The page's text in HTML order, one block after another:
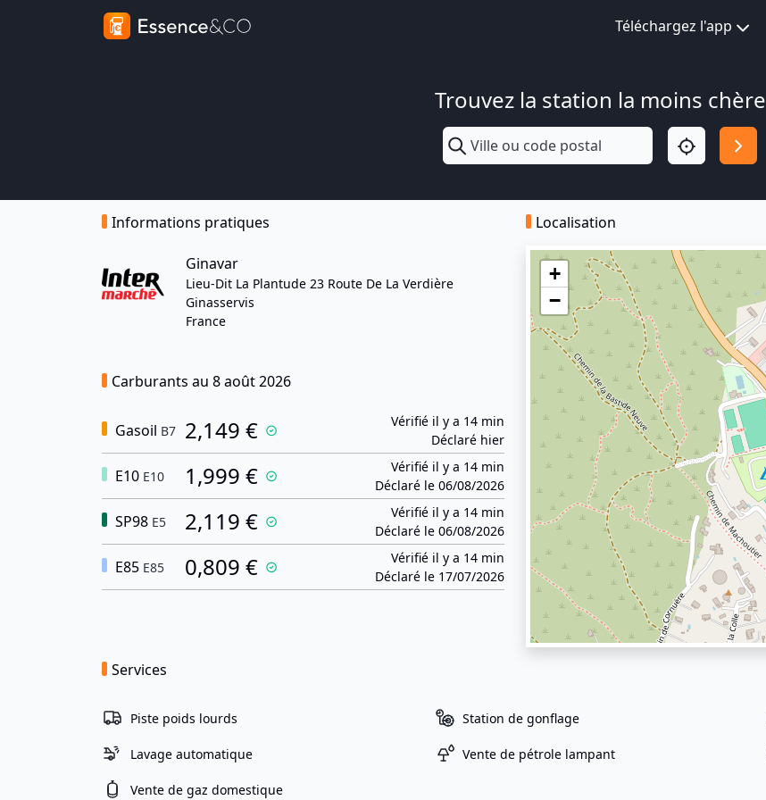
Téléchargez l'app
Trouvez la station la moins chère
Informations pratiques
Ginavar
Lieu-Dit La Plantude 23 Route De La Verdière
Ginasservis
France
Carburants au 8 août 2026
Gasoil B7 2,149 €
Vérifié il y a 14 min
Déclaré hier
E10 E10 1,999 €
Vérifié il y a 14 min
Déclaré le 06/08/2026
SP98 E5 2,119 €
Vérifié il y a 14 min
Déclaré le 06/08/2026
E85 E85 0,809 €
Vérifié il y a 14 min
Déclaré le 17/07/2026
Localisation
+
−
Services
Piste poids lourds Station de gonflage
Lavage automatique Vente de pétrole lampant
Vente de gaz domestique